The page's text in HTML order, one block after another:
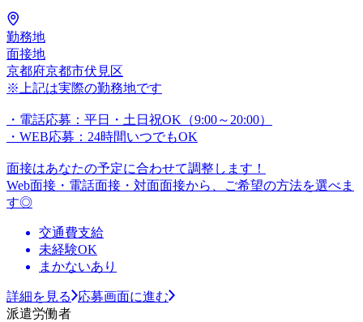
勤務地
面接地
京都府京都市伏見区
※上記は実際の勤務地です
・電話応募：平日・土日祝OK（9:00～20:00）
・WEB応募：24時間いつでもOK
面接はあなたの予定に合わせて調整します！
Web面接・電話面接・対面面接から、ご希望の方法を選べま
す◎
交通費支給
未経験OK
まかないあり
詳細を見る
応募画面に進む
派遣労働者